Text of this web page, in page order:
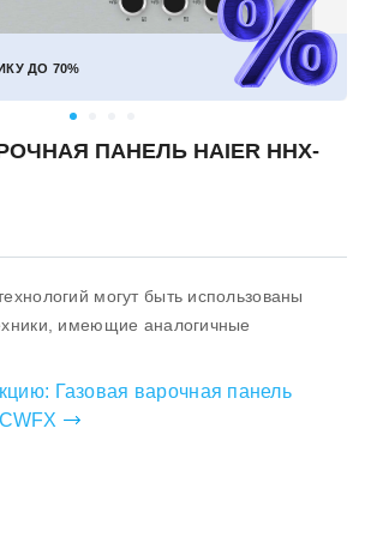
ПАНЕЛЬ HAIER HHX-
ДО 70%
могут быть использованы
имеющие аналогичные
Газовая варочная панель